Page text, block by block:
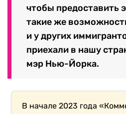
чтобы предоставить
такие же
и у других
приехали в нашу
мэр Нью-Йорка.
В начале 2023 года